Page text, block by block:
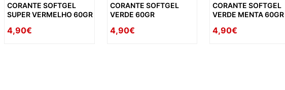
CORANTE SOFTGEL
SUPER VERMELHO 60GR
4,90€
CORANTE SOFTGEL
VERDE 60GR
4,90€
CORANTE SOFTGEL
VERDE MENTA 60GR
4,90€